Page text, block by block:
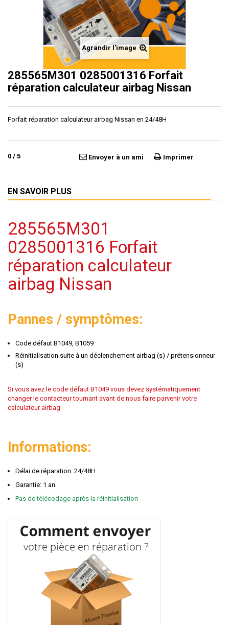
Agrandir l'image
285565M301 0285001316 Forfait
réparation calculateur airbag Nissan
Forfait réparation calculateur airbag Nissan en 24/48H
0 / 5 Envoyer à un ami Imprimer
EN SAVOIR PLUS
285565M301
0285001316 Forfait
réparation calculateur
airbag Nissan
Pannes / symptômes:
Code défaut B1049, B1059
Réinitialisation suite à un déclenchement airbag (s) / prétensionneur
(s)
Si vous avez le code défaut B1049 vous devez systématiquement
changer le contacteur tournant avant de nous faire parvenir votre
calculateur airbag
Informations:
Délai de réparation: 24/48H
Garantie: 1 an
Pas de télécodage après la réinitialisation